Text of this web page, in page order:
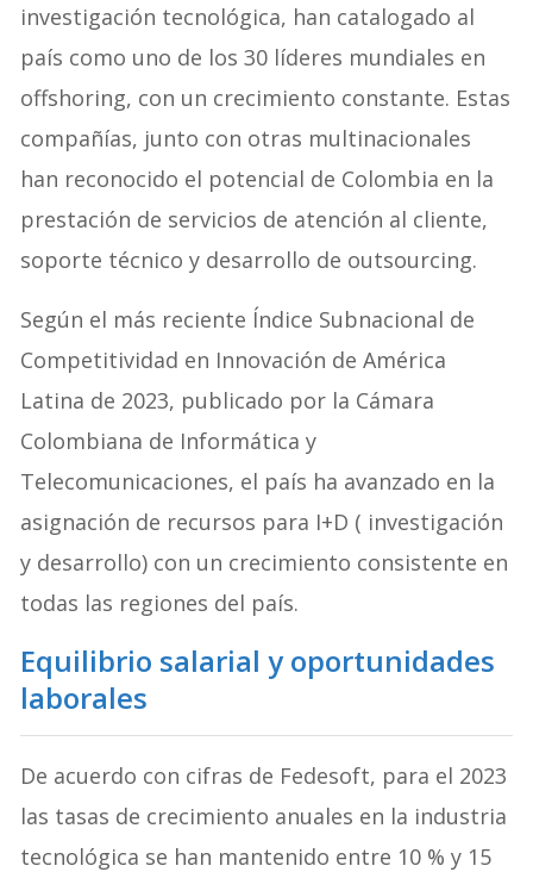
investigación tecnológica, han catalogado al
país como uno de los 30 líderes mundiales en
offshoring, con un crecimiento constante. Estas
compañías, junto con otras multinacionales
han reconocido el potencial de Colombia en la
prestación de servicios de atención al cliente,
soporte técnico y desarrollo de outsourcing.
Según el más reciente Índice Subnacional de
Competitividad en Innovación de América
Latina de 2023, publicado por la Cámara
Colombiana de Informática y
Telecomunicaciones, el país ha avanzado en la
asignación de recursos para I+D ( investigación
y desarrollo) con un crecimiento consistente en
todas las regiones del país.
Equilibrio salarial y oportunidades
laborales
De acuerdo con cifras de Fedesoft, para el 2023
las tasas de crecimiento anuales en la industria
tecnológica se han mantenido entre 10 % y 15